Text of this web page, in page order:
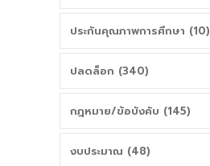
ประกันคุณภาพการศึกษา (10)
ปลดล็อก (340)
กฎหมาย/ข้อบังคับ (145)
งบประมาณ (48)